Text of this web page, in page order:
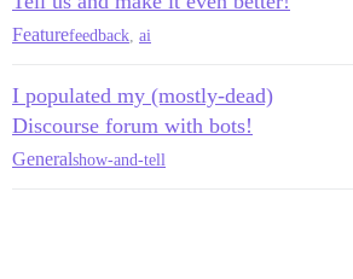
Featurefeedback ai
I populated my (mostly-dead)
Discourse forum with bots!
Generalshow-and-tell